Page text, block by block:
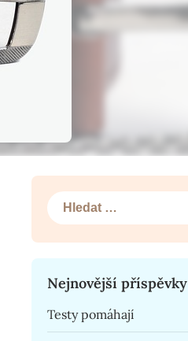
Vyhledávání
Nejnovější příspěvky
Testy pomáhají